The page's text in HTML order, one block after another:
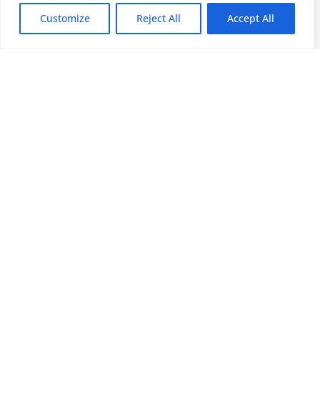
Customize Reject All Accept All